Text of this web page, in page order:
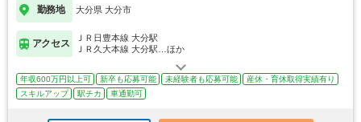
勤務地 大分県 大分市
アクセス
ＪＲ日豊本線 大分駅
ＪＲ久大本線 大分駅…ほか
年収600万円以上可 新卒も応募可能 未経験者も応募可能
産休・育休取得実績有り
スキルアップ
駅チカ 車通勤可